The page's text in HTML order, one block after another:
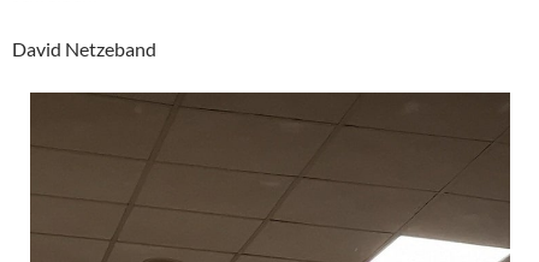
David Netzeband